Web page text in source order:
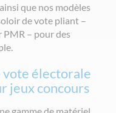
que nos modèles
de vote pliant –
PMR – pour des
vote électorale
jeux concours